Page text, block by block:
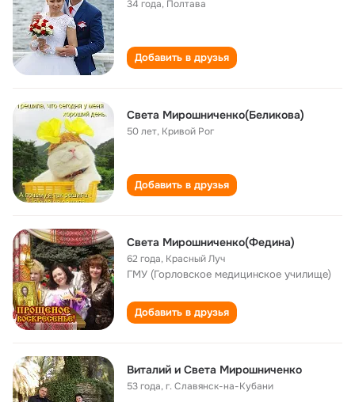
34 года, Полтава
Добавить в друзья
Света Мирошниченко(Беликова)
50 лет, Кривой Рог
Добавить в друзья
Света Мирошниченко(Федина)
62 года, Красный Луч
ГМУ (Горловское медицинское училище)
Добавить в друзья
Виталий и Света Мирошниченко
53 года,г. Славянск-на-Кубани